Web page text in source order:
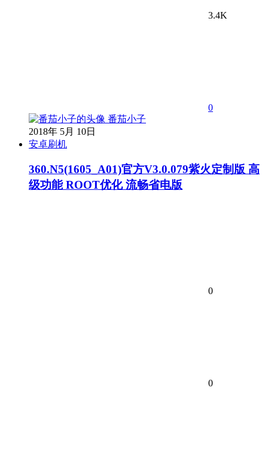
3.4K
0
番茄小子
2018年 5月 10日
安卓刷机
360.N5(1605_A01)官方V3.0.079紫火定制版 高
级功能 ROOT优化 流畅省电版
0
0